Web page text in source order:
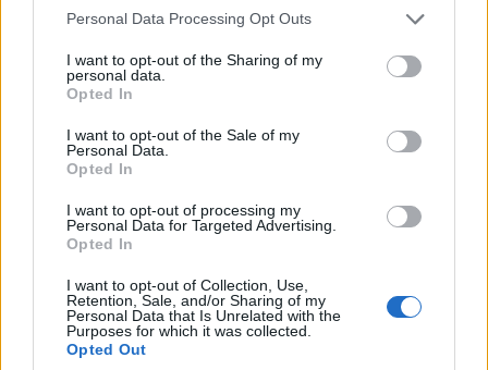
Personal Data Processing Opt Outs
I want to opt-out of the Sharing of my
personal data.
Opted In
I want to opt-out of the Sale of my
Personal Data.
Opted In
I want to opt-out of processing my
Personal Data for Targeted Advertising.
Opted In
I want to opt-out of Collection, Use,
Retention, Sale, and/or Sharing of my
Personal Data that Is Unrelated with the
Purposes for which it was collected.
Opted Out
hajtott háznak egy
Szembementek a trenddel: a
Szuperligában
Nőileg
Sándor Ella: Na, indíts, s
menjünk!